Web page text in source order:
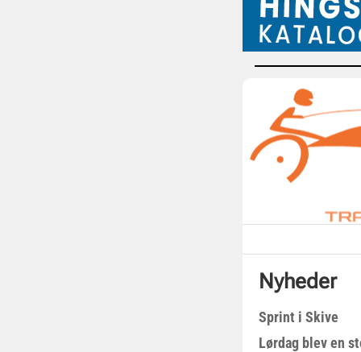
Nyheder
Sprint i Skive
Lørdag blev en